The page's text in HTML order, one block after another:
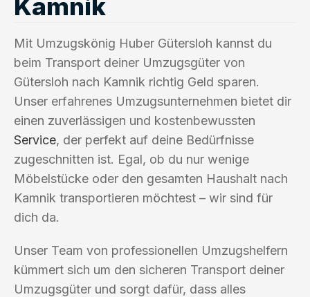
Kamnik
Mit Umzugskönig Huber Gütersloh kannst du
beim Transport deiner Umzugsgüter von
Gütersloh nach Kamnik richtig Geld sparen.
Unser erfahrenes Umzugsunternehmen bietet dir
einen zuverlässigen und kostenbewussten
Service, der perfekt auf deine Bedürfnisse
zugeschnitten ist. Egal, ob du nur wenige
Möbelstücke oder den gesamten Haushalt nach
Kamnik transportieren möchtest – wir sind für
dich da.
Unser Team von professionellen Umzugshelfern
kümmert sich um den sicheren Transport deiner
Umzugsgüter und sorgt dafür, dass alles